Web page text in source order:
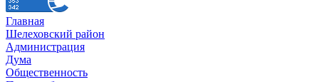
Главная
Шелеховский район
Администрация
Дума
Общественность